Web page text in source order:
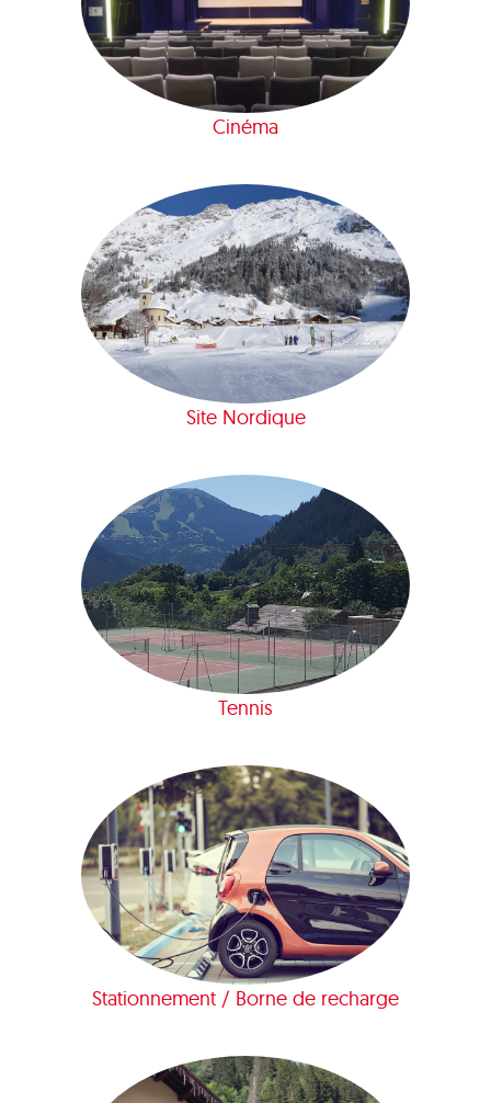
Cinéma
Site Nordique
Tennis
Stationnement / Borne de recharge